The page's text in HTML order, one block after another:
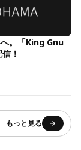
。「King Gnu
！
もっと見る